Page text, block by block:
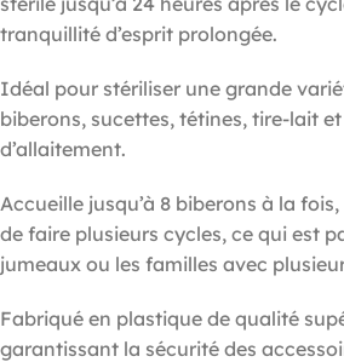
tranquillité d’esprit prolongée.
Idéal pour stériliser une grande
biberons, sucettes, tétines, tire-lait
d’allaitement.
Accueille jusqu’à 8 biberons à la
de faire plusieurs cycles, ce qui est
jumeaux ou les familles avec
Fabriqué en plastique de qualité
garantissant la sécurité des